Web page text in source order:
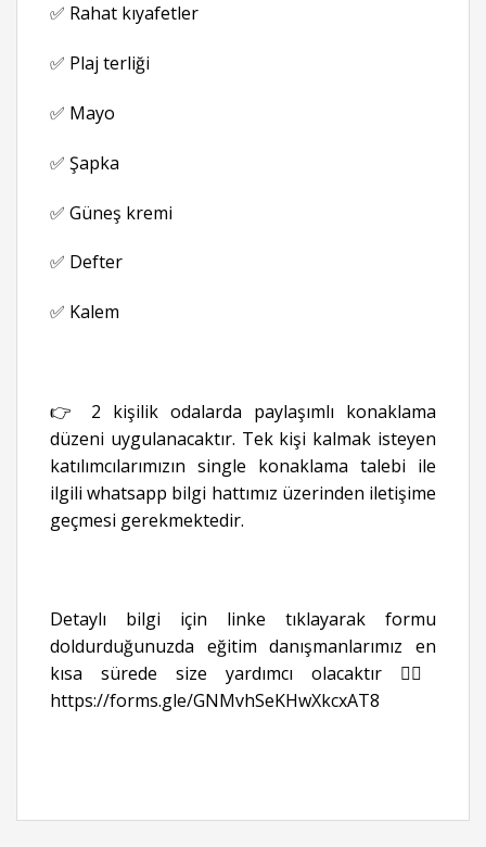
✅ Rahat kıyafetler
✅ Plaj terliği
✅ Mayo
✅ Şapka
✅ Güneş kremi
✅ Defter
✅ Kalem
👉 2 kişilik odalarda paylaşımlı konaklama
düzeni uygulanacaktır. Tek kişi kalmak isteyen
katılımcılarımızın single konaklama talebi ile
ilgili whatsapp bilgi hattımız üzerinden iletişime
geçmesi gerekmektedir.
Detaylı bilgi için linke tıklayarak formu
doldurduğunuzda eğitim danışmanlarımız en
kısa sürede size yardımcı olacaktır 👉🏻
https://forms.gle/GNMvhSeKHwXkcxAT8